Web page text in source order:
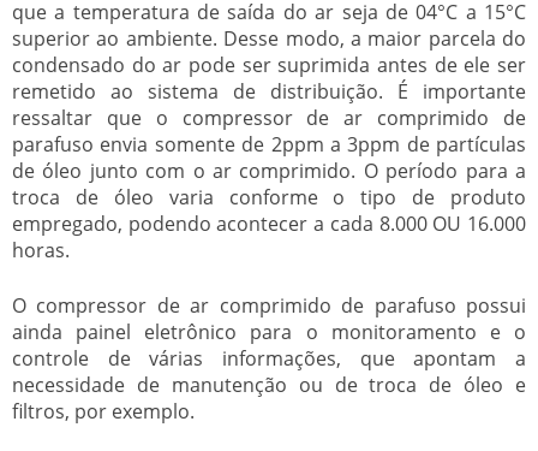
que a temperatura de saída do ar seja de 04°C a 15°C
superior ao ambiente. Desse modo, a maior parcela do
condensado do ar pode ser suprimida antes de ele ser
remetido ao sistema de distribuição. É importante
ressaltar que o compressor de ar comprimido de
parafuso envia somente de 2ppm a 3ppm de partículas
de óleo junto com o ar comprimido. O período para a
troca de óleo varia conforme o tipo de produto
empregado, podendo acontecer a cada 8.000 OU 16.000
horas.
O compressor de ar comprimido de parafuso possui
ainda painel eletrônico para o monitoramento e o
controle de várias informações, que apontam a
necessidade de manutenção ou de troca de óleo e
filtros, por exemplo.